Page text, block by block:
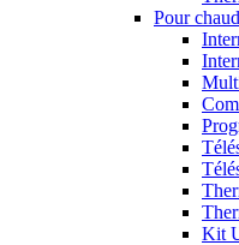
Pour
Kit